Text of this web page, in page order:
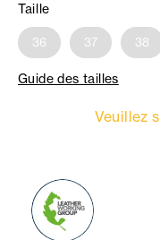
Taille
36 37 38
Guide des tailles
Veuillez